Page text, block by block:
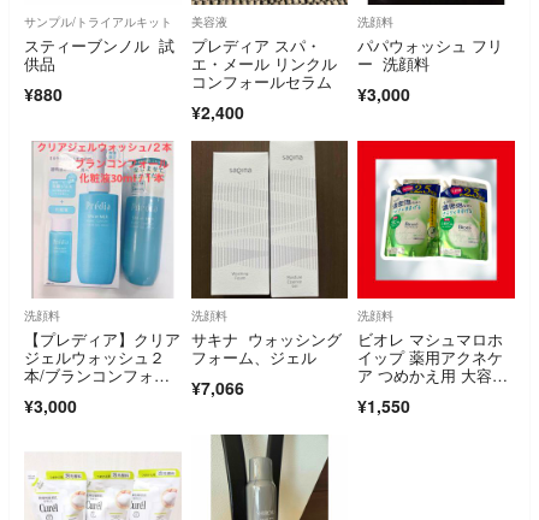
サンプル/トライアルキット
スティーブンノル 試
供品
¥880
美容液
プレディア スパ・
エ・メール リンクル
コンフォールセラム
¥2,400
洗顔料
パパウォッシュ フリ
ー 洗顔料
¥3,000
洗顔料
【プレディア】クリア
ジェルウォッシュ２
本/ブランコンフォー
¥3,000
洗顔料
サキナ ウォッシング
フォーム、ジェル
¥7,066
洗顔料
ビオレ マシュマロホ
イップ 薬用アクネケ
ア つめかえ用 大容
¥1,550